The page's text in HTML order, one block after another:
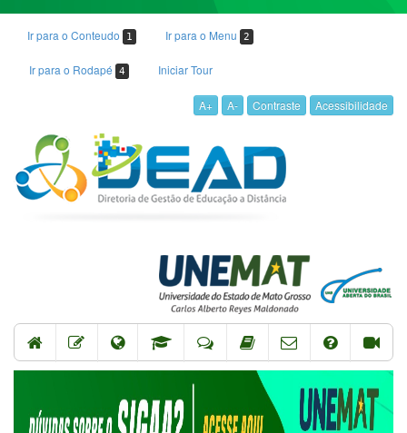
Ir para o Conteudo 1 Ir para o Menu 2
Ir para o Rodapé 4 Iniciar Tour
A+ A- Contraste Acessibilidade